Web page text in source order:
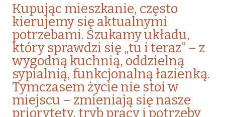
Kupując mieszkanie, często
kierujemy się aktualnymi
potrzebami. Szukamy układu,
który sprawdzi się „tu i teraz” – z
wygodną kuchnią, oddzielną
sypialnią, funkcjonalną łazienką.
Tymczasem życie nie stoi w
miejscu – zmieniają się nasze
priorytety, tryb pracy i potrzeby